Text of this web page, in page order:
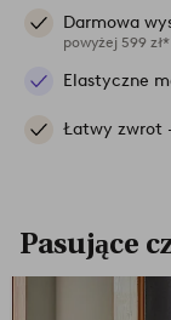
Darmowa
powyżej 599 zł*
Elastyczne
Łatwy zwrot
Pasujące